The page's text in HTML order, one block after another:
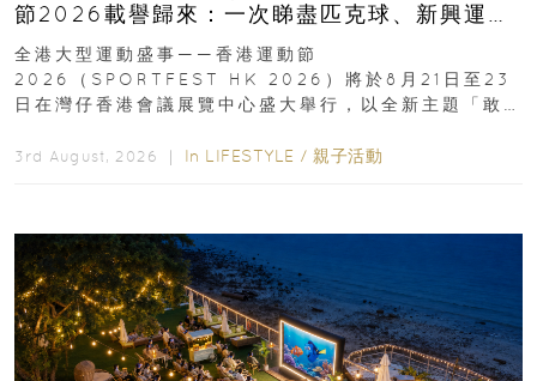
節2026載譽歸來：一次睇盡匹克球、新興運
動、街舞比賽＋逾百運動品牌展覽
全港大型運動盛事——香港運動節
2026（SPORTFEST HK 2026）將於8月21日至23
日在灣仔香港會議展覽中心盛大舉行，以全新主題「敢
3rd August, 2026 ｜ In LIFESTYLE / 親子活動